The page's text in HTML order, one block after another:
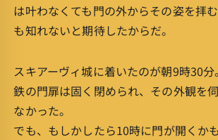
は叶わなくても門の外からその姿を拝
も知れないと期待したからだ。
スキアーヴィ城に着いたのが朝9時30分。
鉄の門扉は固く閉められ、その外観を
なかった。
でも、もしかしたら10時に門が開くか